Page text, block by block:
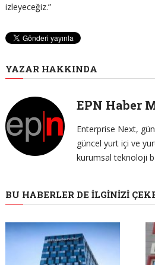
izleyeceğiz.”
YAZAR HAKKINDA
EPN Haber
Enterprise Next,
güncel yurt içi ve
kurumsal teknoloji
BU HABERLER DE İLGINIZI